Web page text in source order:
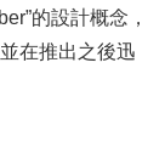
的設計概念，
在推出之後迅